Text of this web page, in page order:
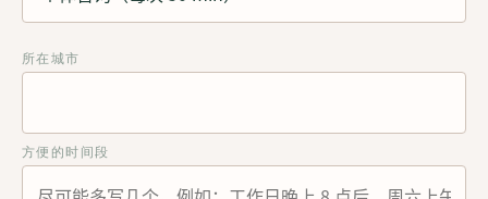
所在城市
方便的时间段